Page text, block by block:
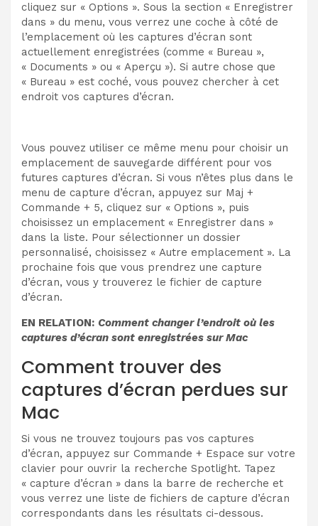
cliquez sur « Options ». Sous la section « Enregistrer
dans » du menu, vous verrez une coche à côté de
l’emplacement où les captures d’écran sont
actuellement enregistrées (comme « Bureau »,
« Documents » ou « Aperçu »). Si autre chose que
« Bureau » est coché, vous pouvez chercher à cet
endroit vos captures d’écran.
Vous pouvez utiliser ce même menu pour choisir un
emplacement de sauvegarde différent pour vos
futures captures d’écran. Si vous n’êtes plus dans le
menu de capture d’écran, appuyez sur Maj +
Commande + 5, cliquez sur « Options », puis
choisissez un emplacement « Enregistrer dans »
dans la liste. Pour sélectionner un dossier
personnalisé, choisissez « Autre emplacement ». La
prochaine fois que vous prendrez une capture
d’écran, vous y trouverez le fichier de capture
d’écran.
EN RELATION: Comment changer l’endroit où les
captures d’écran sont enregistrées sur Mac
Comment trouver des
captures d’écran perdues sur
Mac
Si vous ne trouvez toujours pas vos captures
d’écran, appuyez sur Commande + Espace sur votre
clavier pour ouvrir la recherche Spotlight. Tapez
« capture d’écran » dans la barre de recherche et
vous verrez une liste de fichiers de capture d’écran
correspondants dans les résultats ci-dessous.